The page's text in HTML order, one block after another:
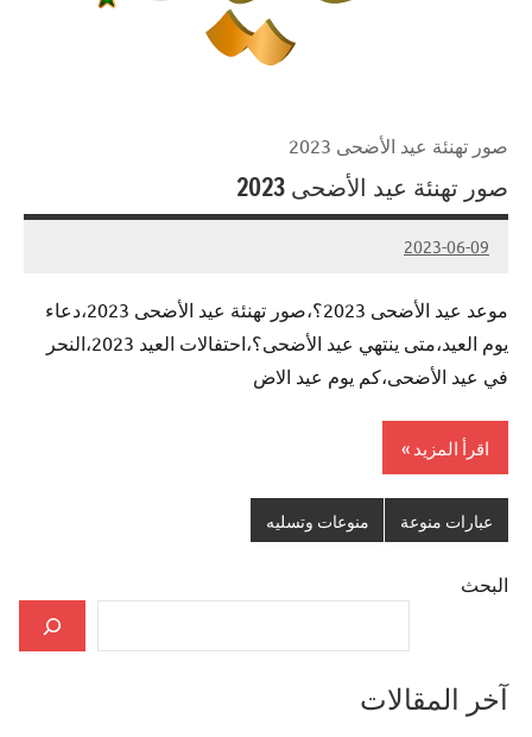
صور تهنئة عيد الأضحى 2023
صور تهنئة عيد الأضحى 2023
2023-06-09
Admin
موعد عيد الأضحى 2023؟،صور تهنئة عيد الأضحى 2023،دعاء
يوم العيد،متى ينتهي عيد الأضحى؟،احتفالات العيد 2023،النحر
في عيد الأضحى،كم يوم عيد الاض
اقرأ المزيد
عبارات منوعة منوعات وتسليه
البحث
آخر المقالات